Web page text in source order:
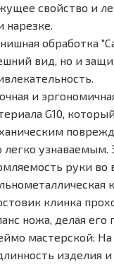
свойство и
нарезке.
обработка
вид, но и
и
G10,
легко
руки во
клинка
ножа, делая
мастерской:
изделия